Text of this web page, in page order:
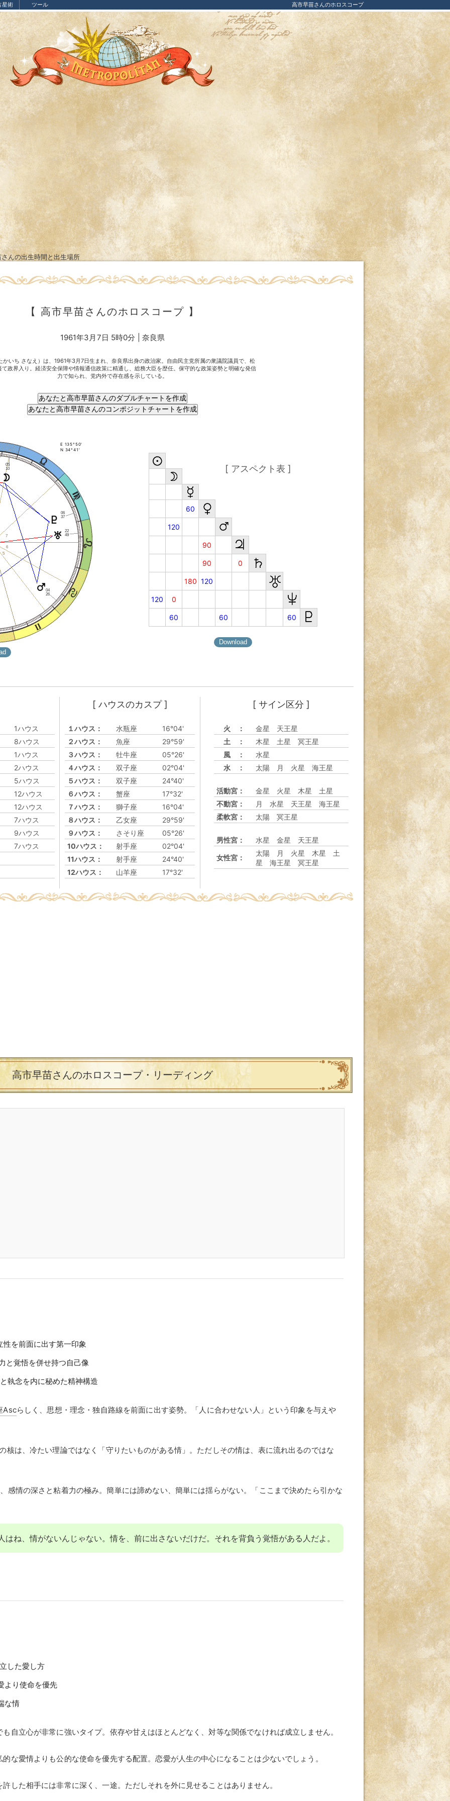
星術 ツール 高市早苗さんのホロスコープ
んの出生時間と出生場所
【 高市早苗さんのホロスコープ 】
1961年3月7日 5時0分 | 奈良県
かいち さなえ）は、1961年3月7日生まれ、奈良県出身の政治家。自由民主党所属の衆議院議員で、松
て政界入り。経済安全保障や情報通信政策に精通し、総務大臣を歴任。保守的な政策姿勢と明確な発信
力で知られ、党内外で存在感を示している。
E 135°50'
N 34°41'
5
6
7
05
10
04
26
22
49
06
37
[ アスペクト表 ]
60
120
90
90 0
180 120
120 0
60 60 60
1ハウス
8ハウス
1ハウス
2ハウス
5ハウス
12ハウス
12ハウス
7ハウス
9ハウス
7ハウス
[ ハウスのカスプ ]
１ハウス： 水瓶座
16°04'
２ハウス：
魚座
29°59'
３ハウス：
牡牛座
05°26'
４ハウス：
双子座
02°04'
５ハウス：
双子座
24°40'
６ハウス：
蟹座
17°32'
７ハウス：
獅子座
16°04'
８ハウス：
乙女座
29°59'
９ハウス：
さそり座
05°26'
10ハウス：
射手座
02°04'
11ハウス：
射手座
24°40'
12ハウス：
山羊座 17°32'
[ サイン区分 ]
火 ：
金星 天王星
土 ：
木星 土星 冥王星
風 ：
水星
水 ：
太陽 月 火星 海王星
活動宮：
金星 火星 木星 土星
不動宮：
月 水星 天王星 海王星
柔軟宮：
太陽 冥王星
男性宮： 水星 金星 天王星
女性宮：
太陽 月 火星 木星 土
星 海王星 冥王星
高市早苗さんのホロスコープ・リーディング
を前面に出す第一印象
と覚悟を併せ持つ自己像
執念を内に秘めた精神構造
Ascらしく、思想・理念・独自路線を前面に出す姿勢。「人に合わせない人」という印象を与えや
核は、冷たい理論ではなく「守りたいものがある情」。ただしその情は、表に流れ出るのではな
感情の深さと粘着力の極み。簡単には諦めない、簡単には揺らがない。「ここまで決めたら引かな
はね、情がないんじゃない。情を、前に出さないだけだ。それを背負う覚悟がある人だよ。
した愛し方
り使命を優先
な情
自立心が非常に強いタイプ。依存や甘えはほとんどなく、対等な関係でなければ成立しません。
的な愛情よりも公的な使命を優先する配置。恋愛が人生の中心になることは少ないでしょう。
した相手には非常に深く、一途。ただしそれを外に見せることはありません。